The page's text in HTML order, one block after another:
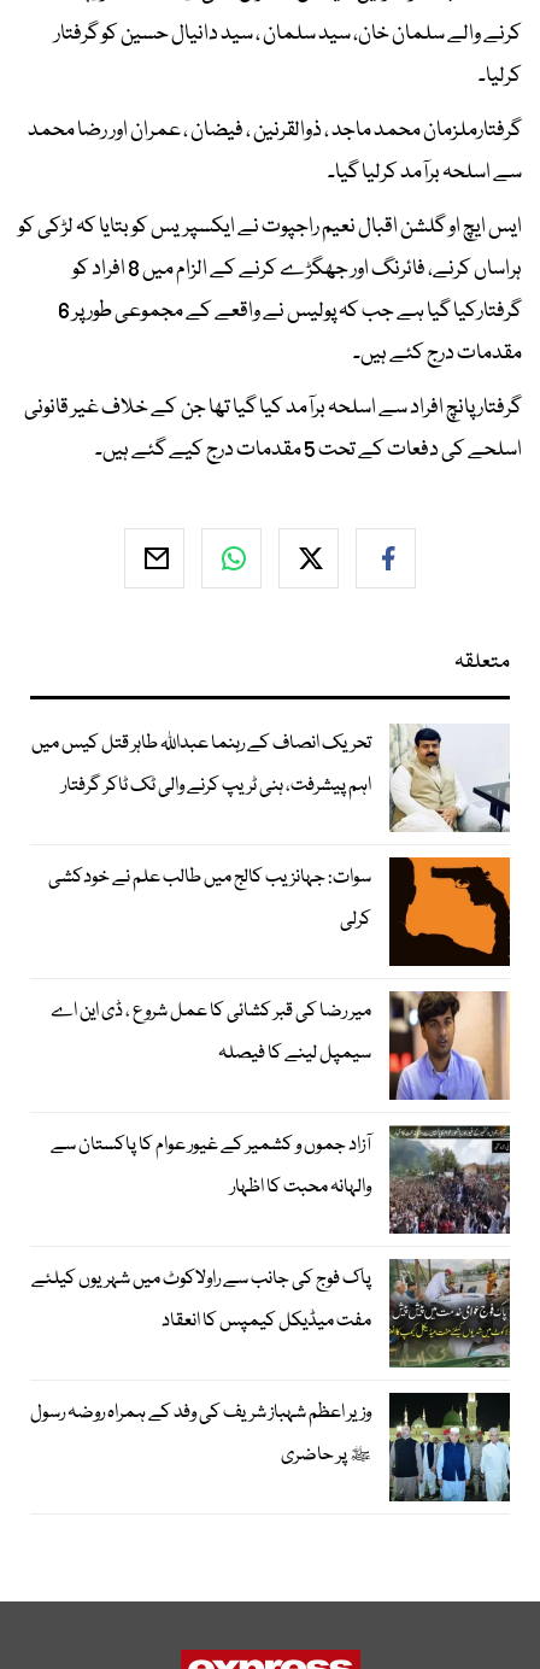
کرنے والے سلمان خان، سید سلمان ، سید دانیال حسین کو گرفتار
کرلیا۔
گرفتارملزمان محمد ماجد ، ذوالقرنین ، فیضان ، عمران اور رضا محمد
سے اسلحہ برآمد کرلیا گیا۔
ایس ایچ او گلشن اقبال نعیم راجپوت نے ایکسپریس کو بتایا کہ لڑکی کو
ہراساں کرنے، فائرنگ اور جھگڑے کرنے کے الزام میں 8 افراد کو
گرفتارکیا گیا ہے جب کہ پولیس نے واقعے کے مجموعی طور پر 6
مقدمات درج کئے ہیں۔
گرفتار پانچ افراد سے اسلحہ برآمد کیا گیا تھا جن کے خلاف غیر قانونی
اسلحے کی دفعات کے تحت 5 مقدمات درج کیے گئے ہیں۔
متعلقہ
تحریک انصاف کے رہنما عبداللہ طاہر قتل کیس میں
اہم پیشرفت، ہنی ٹریپ کرنے والی ٹک ٹاکر گرفتار
سوات: جہانزیب کالج میں طالب علم نے خودکشی
کرلی
میر رضا کی قبر کشائی کا عمل شروع ، ڈی این اے
سیمپل لینے کا فیصلہ
آزاد جموں و کشمیر کے غیور عوام کا پاکستان سے
والہانہ محبت کا اظہار
پاک فوج کی جانب سے راولاکوٹ میں شہریوں کیلئے
مفت میڈیکل کیمپس کا انعقاد
وزیر اعظم شہباز شریف کی وفد کے ہمراہ روضہ رسول
ﷺ پر حاضری